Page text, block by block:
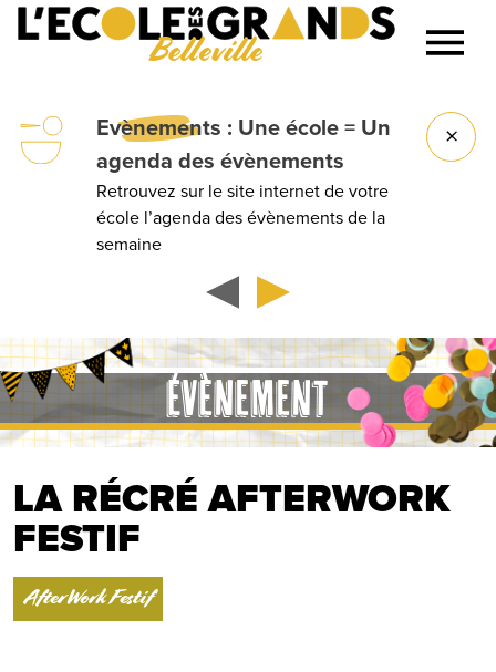
Belleville
Lancer la recherche
Evènements: Une école = Un
agenda des évènements
Retrouvez sur le site internet de votre
école l’agenda des évènements de la
semaine
ÉVÈNEMENT
LA RÉCRÉ AFTERWORK
FESTIF
AfterWork Festif